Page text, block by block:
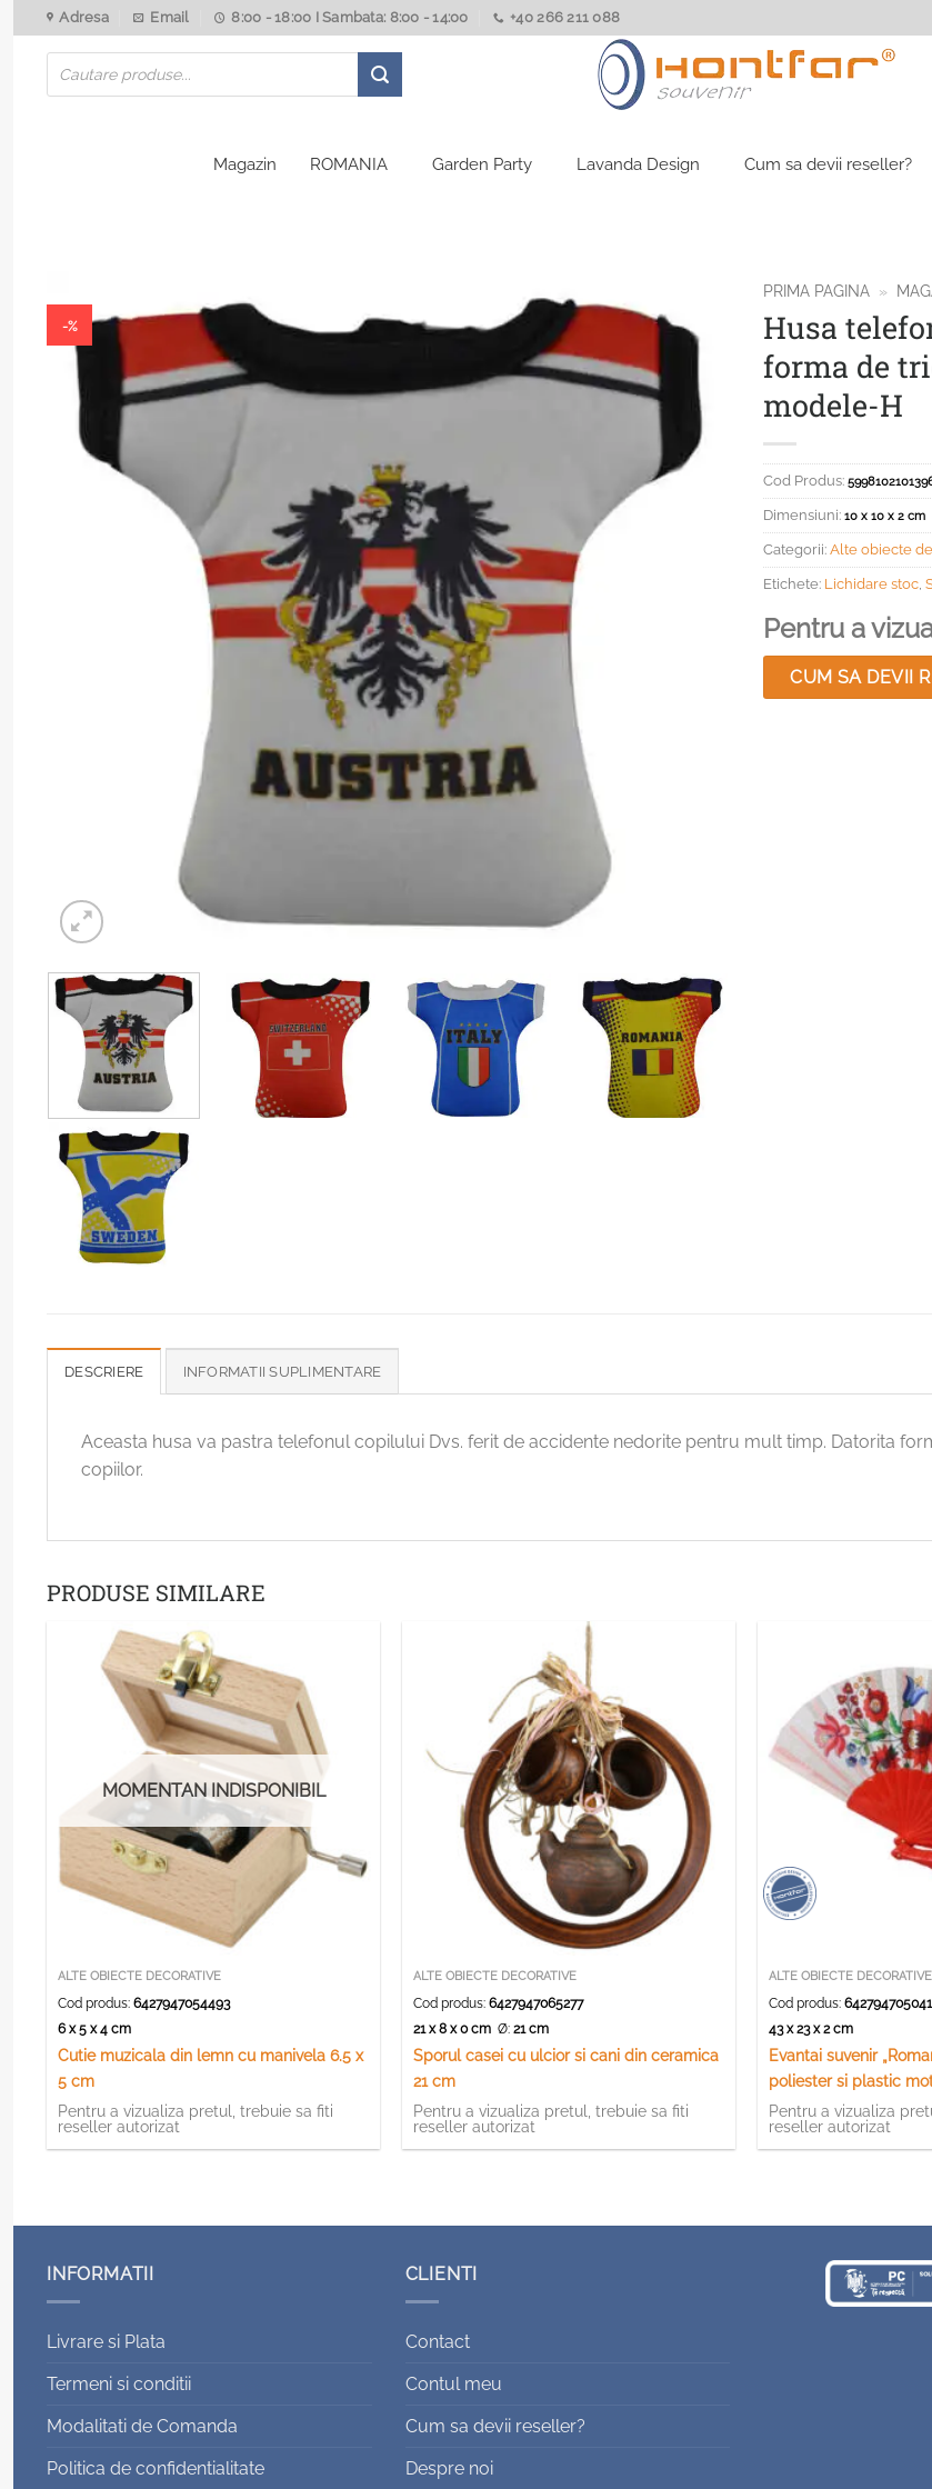
to
content
Adresa Email 8:00 - 18:00 I Sambata: 8:00 - 14:00 +40 266 211 088
Products
search
Magazin ROMANIA Garden Party Lavanda Design Cum sa devii reseller?
-%
PRIMA PAGINA »
Husa
forma de
modele-H
Cod Produs:
Dimensiuni: 10 x 10 x 2 cm
Categorii: Alte obiecte
Etichete: Lichidare stoc
Pentru a
CUM SA DEVII
DESCRIERE INFORMATII SUPLIMENTARE
Aceasta husa va pastra telefonul copilului Dvs. ferit de accidente nedorite pentru mult timp. Datorita
copiilor.
PRODUSE SIMILARE
MOMENTAN INDISPONIBIL
ALTE OBIECTE DECORATIVE
Cod produs:6427947054493
6 x 5 x 4 cm
Cutie muzicala din lemn cu manivela 6.5 x
5 cm
Pentru a vizualiza pretul, trebuie sa fiti
reseller autorizat
ALTE OBIECTE DECORATIVE
Cod produs:6427947065277
21 x 8 x 0 cm Ø:21 cm
Sporul casei cu ulcior si cani din ceramica
21 cm
Pentru a vizualiza pretul, trebuie sa fiti
reseller autorizat
ALTE OBIECTE DECORATIVE
Cod produs:
43 x 23 x 2 cm
Evantai suvenir
poliester si plastic
Pentru a vizualiza
reseller autorizat
INFORMATII
Livrare si Plata
Termeni si conditii
Modalitati de Comanda
Politica de confidentialitate
CLIENTI
Contact
Contul meu
Cum sa devii reseller?
Despre noi